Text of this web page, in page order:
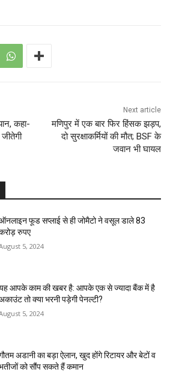
कहा-
Next article
मणिपुर में एक बार फिर हिंसक झड़प,
दो सुरक्षाकर्मियों की मौत; BSF के
जवान भी घायल
फूड सप्‍लाई से ही जोमैटो ने वसूल डाले 83
रुपए
5, 2024
आपके काम की खबर है: आपके एक से ज्यादा बैंक में है
तो क्या भरनी पड़ेगी पेनल्टी?
5, 2024
अडानी का बड़ा ऐलान, खुद होंगे रिटायर और बेटों व
को सौंप सकते हैं कमान